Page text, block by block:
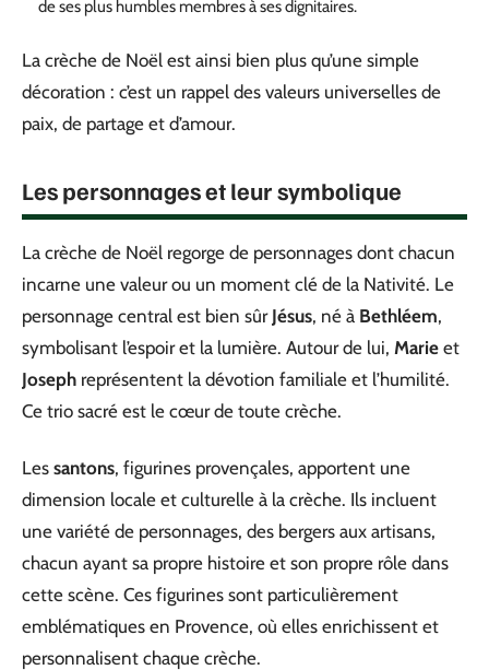
de ses plus humbles membres à ses dignitaires.
La crèche de Noël est ainsi bien plus qu’une simple
décoration : c’est un rappel des valeurs universelles de
paix, de partage et d’amour.
Les personnages et leur symbolique
La crèche de Noël regorge de personnages dont chacun
incarne une valeur ou un moment clé de la Nativité. Le
personnage central est bien sûr Jésus, né à Bethléem,
symbolisant l’espoir et la lumière. Autour de lui, Marie et
Joseph représentent la dévotion familiale et l’humilité.
Ce trio sacré est le cœur de toute crèche.
Les santons, figurines provençales, apportent une
dimension locale et culturelle à la crèche. Ils incluent
une variété de personnages, des bergers aux artisans,
chacun ayant sa propre histoire et son propre rôle dans
cette scène. Ces figurines sont particulièrement
emblématiques en Provence, où elles enrichissent et
personnalisent chaque crèche.